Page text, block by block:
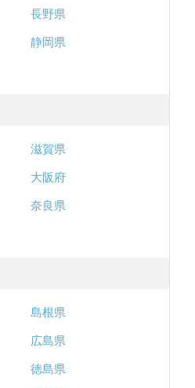
長野県
静岡県
滋賀県
大阪府
奈良県
島根県
広島県
徳島県